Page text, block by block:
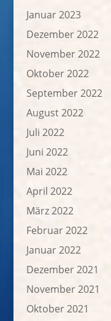
Januar 2023
Dezember 2022
November 2022
Oktober 2022
September 2022
August 2022
Juli 2022
Juni 2022
Mai 2022
April 2022
März 2022
Februar 2022
Januar 2022
Dezember 2021
November 2021
Oktober 2021